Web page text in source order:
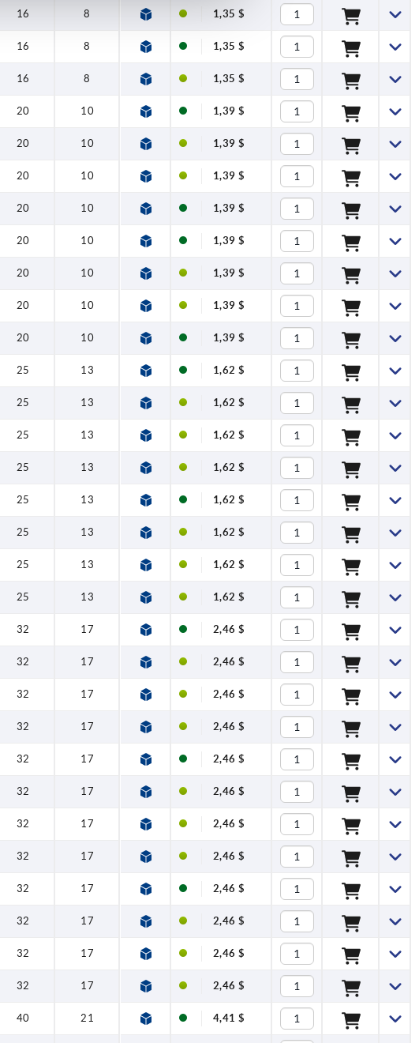
16 8 1,35 $
16 8 1,35 $
16 8 1,35 $
20 10 1,39 $
20 10 1,39 $
20 10 1,39 $
20 10 1,39 $
20 10 1,39 $
20 10 1,39 $
20 10 1,39 $
20 10 1,39 $
25 13 1,62 $
25 13 1,62 $
25 13 1,62 $
25 13 1,62 $
25 13 1,62 $
25 13 1,62 $
25 13 1,62 $
25 13 1,62 $
32 17 2,46 $
32 17 2,46 $
32 17 2,46 $
32 17 2,46 $
32 17 2,46 $
32 17 2,46 $
32 17 2,46 $
32 17 2,46 $
32 17 2,46 $
32 17 2,46 $
32 17 2,46 $
32 17 2,46 $
40 21 4,41 $